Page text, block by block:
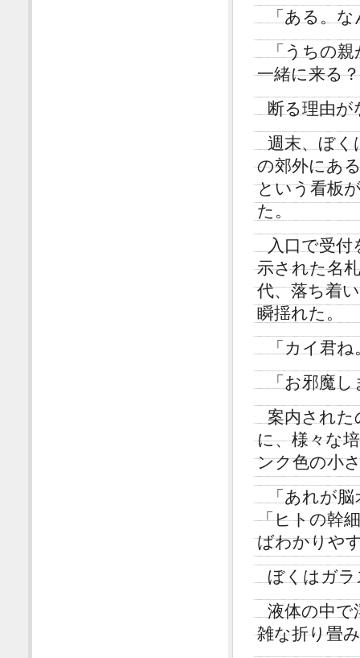
「ある。
「うちの
一緒に来る
断る理由
週末、ぼく
の郊外にあ
という看板
た。
入口で受
示された名
代、落ち着
瞬揺れた。
「カイ君
「お邪魔
案内され
に、様々な
ンク色の小
「あれが
「ヒトの幹
ばわかりや
ぼくはガ
液体の中で
雑な折り畳